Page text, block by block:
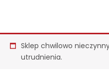
Sklep chwilowo
utrudnienia.